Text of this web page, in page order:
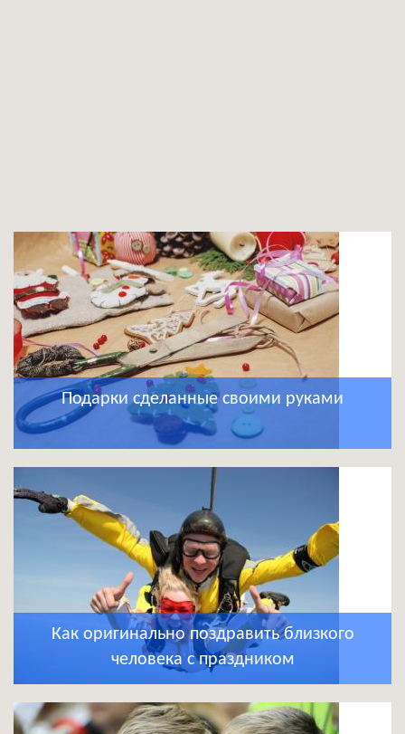
Подарки сделанные своими руками
Как оригинально поздравить близкого
человека с праздником